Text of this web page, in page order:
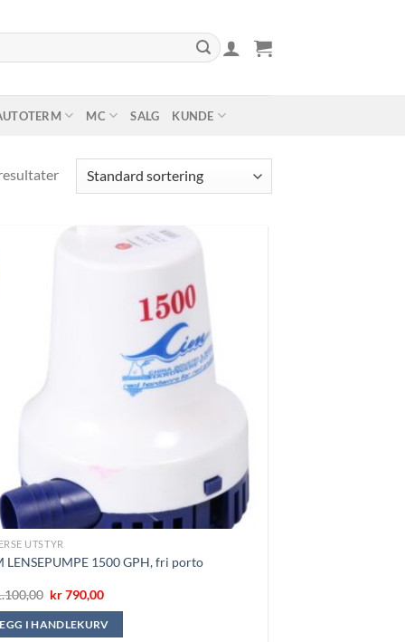
MC SALG KUNDE
UTSTYR
LENSEPUMPE 1500 GPH, fri porto
Opprinnelig
var:
kr 1.100,00.
kr790,00Nåværende
er:
kr 790,00.
I HANDLEKURV